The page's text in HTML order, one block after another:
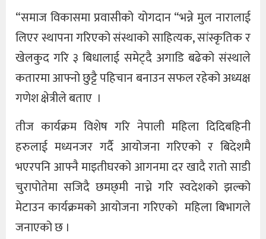
“समाज विकासमा प्रवासीको योगदान “भन्ने मुल नारालाई
लिएर स्थापना गरिएको संस्थाको साहित्यक, सांस्कृतिक र
खेलकुद गरि ३ बिधालाई समेट्दै अगाडि बढेको संस्थाले
कतारमा आफ्नो छुट्टै पहिचान बनाउन सफल रहेको अध्यक्ष
गणेश क्षेत्रीले बताए ।
तीज कार्यक्रम विशेष गरि नेपाली महिला दिदिबहिनी
हरुलाई मध्यनजर गर्दै आयोजना गरिएको र बिदेशमै
भएरपनि आफ्नै माइतीघरको आगनमा दर खादै रातो साडी
चुरापोतेमा सजिदै छमछ्मी नाच्ने गरि स्वदेशको झल्को
मेटाउन कार्यक्रमको आयोजना गरिएको महिला बिभागले
जनाएको छ ।